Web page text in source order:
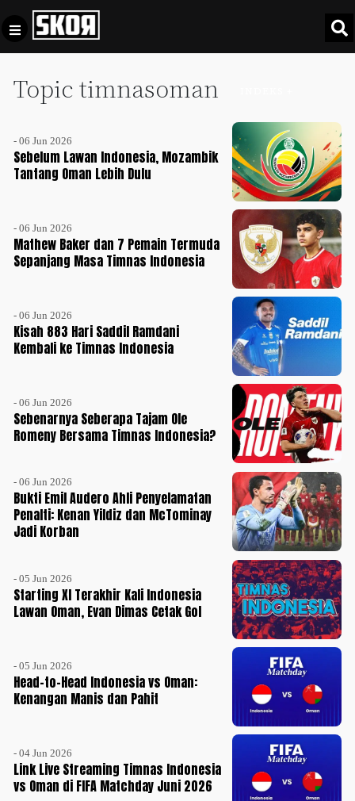
Topic timnasoman
- 06 Jun 2026
Sebelum Lawan Indonesia, Mozambik
Tantang Oman Lebih Dulu
- 06 Jun 2026
Mathew Baker dan 7 Pemain Termuda
Sepanjang Masa Timnas Indonesia
- 06 Jun 2026
Kisah 883 Hari Saddil Ramdani
Kembali ke Timnas Indonesia
- 06 Jun 2026
Sebenarnya Seberapa Tajam Ole
Romeny Bersama Timnas Indonesia?
- 06 Jun 2026
Bukti Emil Audero Ahli Penyelamatan
Penalti: Kenan Yildiz dan McTominay
Jadi Korban
- 05 Jun 2026
Starting XI Terakhir Kali Indonesia
Lawan Oman, Evan Dimas Cetak Gol
- 05 Jun 2026
Head-to-Head Indonesia vs Oman:
Kenangan Manis dan Pahit
- 04 Jun 2026
Link Live Streaming Timnas Indonesia
vs Oman di FIFA Matchday Juni 2026
Football +
Culture
Timnas
Indonesia
SPECIAL
Video
Privacy
Pedoman
Pemberitaan
Media
Disclaimer
Tentang